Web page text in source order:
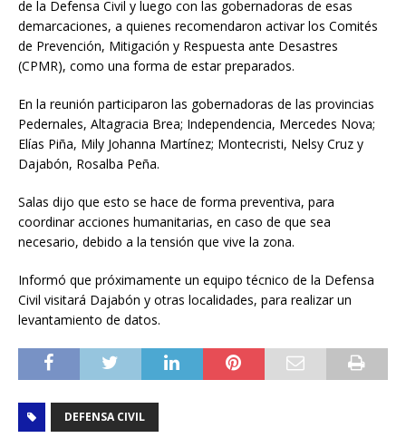
de la Defensa Civil y luego con las gobernadoras de esas
demarcaciones, a quienes recomendaron activar los Comités
de Prevención, Mitigación y Respuesta ante Desastres
(CPMR), como una forma de estar preparados.
En la reunión participaron las gobernadoras de las provincias
Pedernales, Altagracia Brea; Independencia, Mercedes Nova;
Elías Piña, Mily Johanna Martínez; Montecristi, Nelsy Cruz y
Dajabón, Rosalba Peña.
Salas dijo que esto se hace de forma preventiva, para
coordinar acciones humanitarias, en caso de que sea
necesario, debido a la tensión que vive la zona.
Informó que próximamente un equipo técnico de la Defensa
Civil visitará Dajabón y otras localidades, para realizar un
levantamiento de datos.
DEFENSA CIVIL